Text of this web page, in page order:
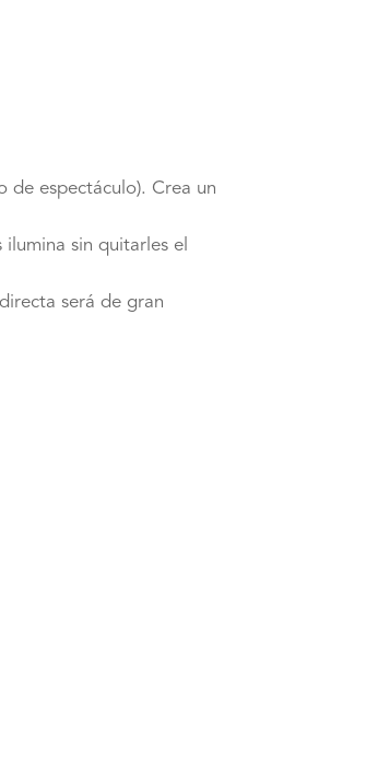
de espectáculo). Crea un
sin quitarles el
será de gran